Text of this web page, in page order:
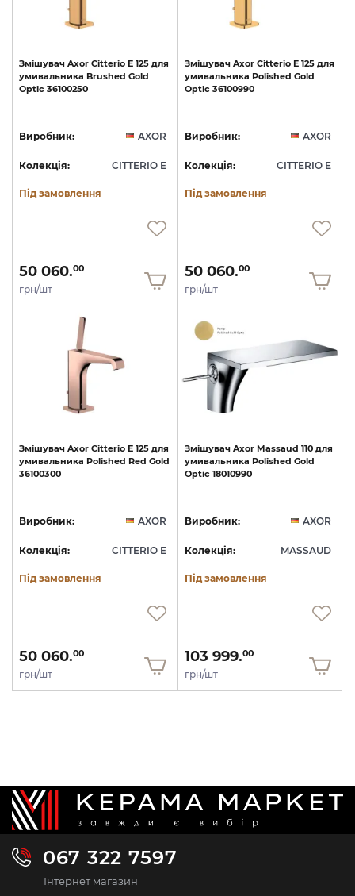
Змішувач Axor Citterio E 125 для
умивальника Brushed Gold
Optic 36100250
Виробник: AXOR
Колекція: CITTERIO E
Під замовлення
50 060.00
грн/шт
Змішувач Axor Citterio E 125 для
умивальника Polished Gold
Optic 36100990
Виробник: AXOR
Колекція: CITTERIO E
Під замовлення
50 060.00
грн/шт
Змішувач Axor Citterio E 125 для
умивальника Polished Red Gold
36100300
Виробник: AXOR
Колекція: CITTERIO E
Під замовлення
50 060.00
грн/шт
Змішувач Axor Massaud 110 для
умивальника Polished Gold
Optic 18010990
Виробник: AXOR
Колекція: MASSAUD
Під замовлення
103 999.00
грн/шт
067 322 7597
Інтернет магазин